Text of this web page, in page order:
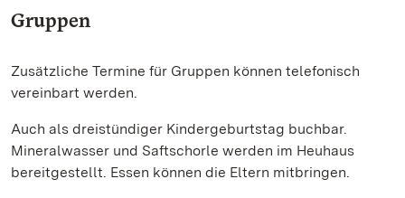
Gruppen
Zusätzliche Termine für Gruppen können telefonisch
vereinbart werden.
Auch als dreistündiger Kindergeburtstag buchbar.
Mineralwasser und Saftschorle werden im Heuhaus
bereitgestellt. Essen können die Eltern mitbringen.